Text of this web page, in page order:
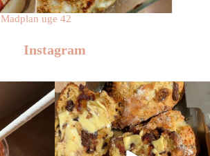
Madplan uge 42
Instagram